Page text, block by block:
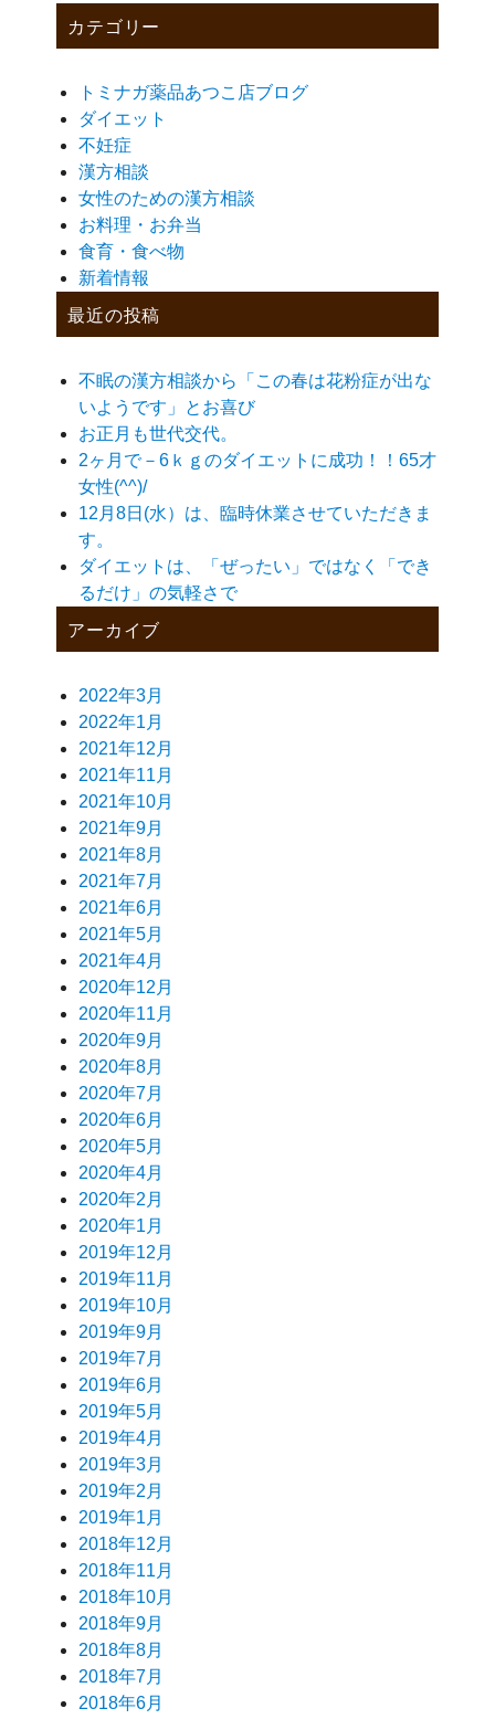
カテゴリー
トミナガ薬品あつこ店ブログ
ダイエット
不妊症
漢方相談
女性のための漢方相談
お料理・お弁当
食育・食べ物
新着情報
最近の投稿
不眠の漢方相談から「この春は花粉症が出な
いようです」とお喜び
お正月も世代交代。
2ヶ月で－6ｋｇのダイエットに成功！！65才
女性(^^)/
12月8日(水）は、臨時休業させていただきま
す。
ダイエットは、「ぜったい」ではなく「でき
るだけ」の気軽さで
アーカイブ
2022年3月
2022年1月
2021年12月
2021年11月
2021年10月
2021年9月
2021年8月
2021年7月
2021年6月
2021年5月
2021年4月
2020年12月
2020年11月
2020年9月
2020年8月
2020年7月
2020年6月
2020年5月
2020年4月
2020年2月
2020年1月
2019年12月
2019年11月
2019年10月
2019年9月
2019年7月
2019年6月
2019年5月
2019年4月
2019年3月
2019年2月
2019年1月
2018年12月
2018年11月
2018年10月
2018年9月
2018年8月
2018年7月
2018年6月